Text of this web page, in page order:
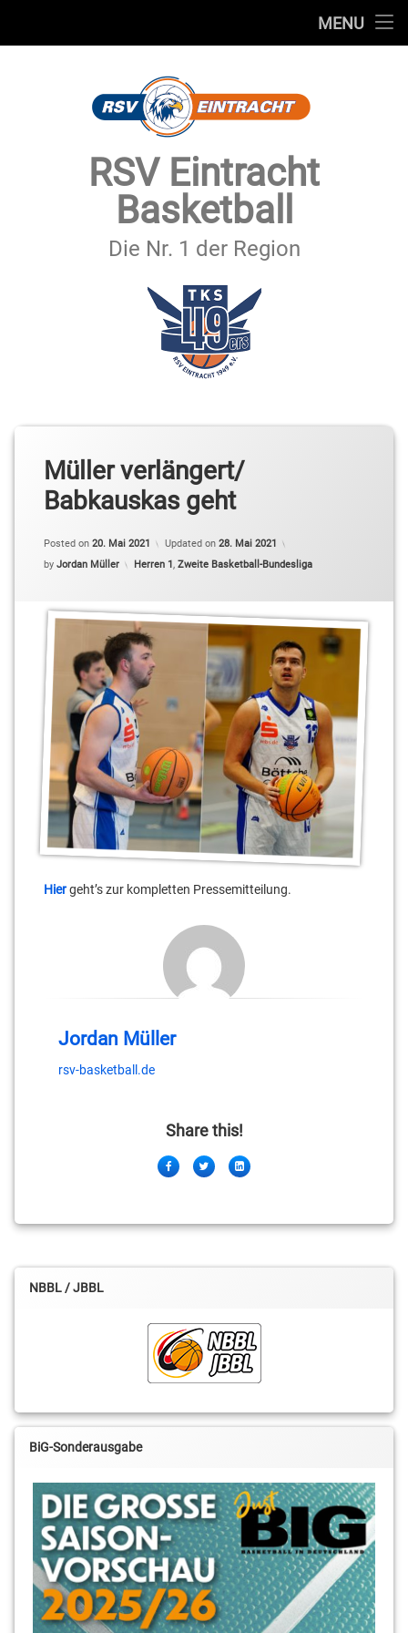
MENU
SECHSTER MANN
IMPRESSUM & DATENSCHUTZ
RSV Eintracht
Basketball
Die Nr. 1 der Region
Müller verlängert/
Babkauskas geht
Posted on 20. Mai 2021 Updated on 28. Mai 2021
by Jordan Müller Categories:
Herren 1, Zweite Basketball-Bundesliga
Hiergeht’s zur kompletten Pressemitteilung.
Jordan Müller
rsv-basketball.de
Share this!
FacebookTwitterLinkedIn
NBBL / JBBL
BiG-Sonderausgabe